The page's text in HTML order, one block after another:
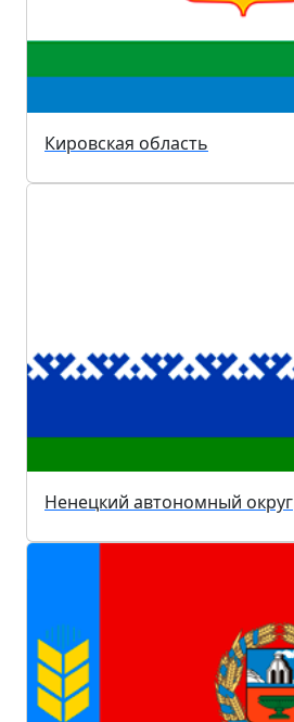
Кировская область
Ненецкий автономный округ